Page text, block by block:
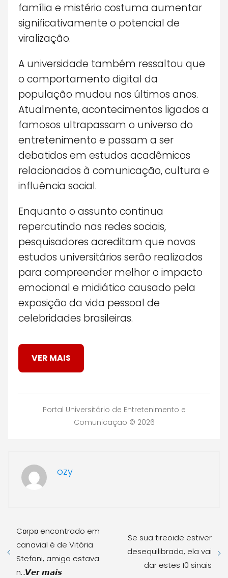
família e mistério costuma aumentar
significativamente o potencial de
viralização.
A universidade também ressaltou que
o comportamento digital da
população mudou nos últimos anos.
Atualmente, acontecimentos ligados a
famosos ultrapassam o universo do
entretenimento e passam a ser
debatidos em estudos acadêmicos
relacionados à comunicação, cultura e
influência social.
Enquanto o assunto continua
repercutindo nas redes sociais,
pesquisadores acreditam que novos
estudos universitários serão realizados
para compreender melhor o impacto
emocional e midiático causado pela
exposição da vida pessoal de
celebridades brasileiras.
VER MAIS
Portal Universitário de Entretenimento e
Comunicação © 2026
ozy
Cɒrpɒ encontrado em
canavial é de Vitória
Stefani, amiga estava
n…𝙑𝙚𝙧 𝙢𝙖𝙞𝙨
Se sua tireoide estiver
desequilibrada, ela vai
dar estes 10 sinais